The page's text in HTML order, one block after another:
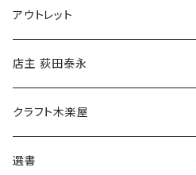
マグカップ
傘
食料品
その他
アウトレット
店主 荻田泰永
書籍
ウェア
クラフト木楽屋
選書